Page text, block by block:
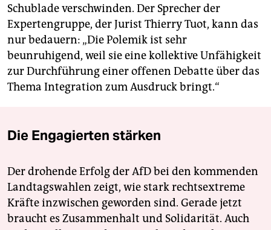
Schublade verschwinden. Der Sprecher der
Expertengruppe, der Jurist Thierry Tuot, kann das
nur bedauern: „Die Polemik ist sehr
beunruhigend, weil sie eine kollektive Unfähigkeit
zur Durchführung einer offenen Debatte über das
Thema Integration zum Ausdruck bringt.“
Die Engagierten stärken
Der drohende Erfolg der AfD bei den kommenden
Landtagswahlen zeigt, wie stark rechtsextreme
Kräfte inzwischen geworden sind. Gerade jetzt
braucht es Zusammenhalt und Solidarität. Auch